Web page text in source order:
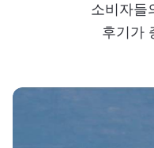
소비자들
후기가